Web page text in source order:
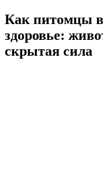
Как питомцы
здоровье:
скрытая сила